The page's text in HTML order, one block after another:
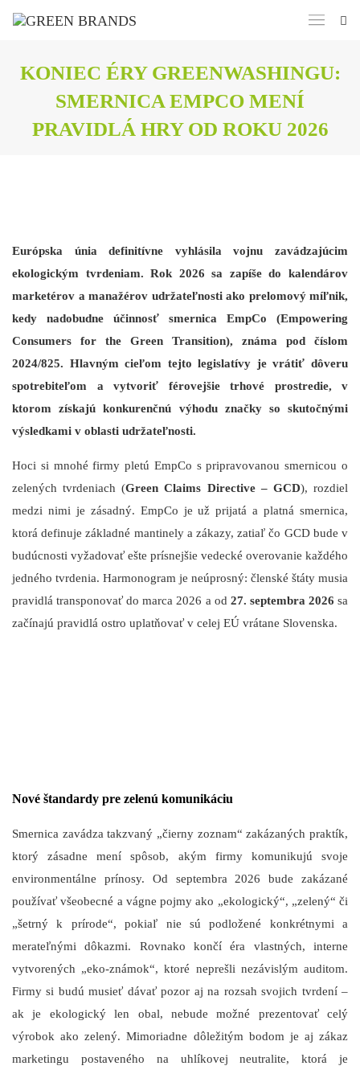
KONIEC ÉRY GREENWASHINGU:
SMERNICA EMPCO MENÍ
PRAVIDLÁ HRY OD ROKU 2026
Európska únia definitívne vyhlásila vojnu zavádzajúcim
ekologickým tvrdeniam. Rok 2026 sa zapíše do kalendárov
marketérov a manažérov udržateľnosti ako prelomový míľnik,
kedy nadobudne účinnosť smernica EmpCo (Empowering
Consumers for the Green Transition), známa pod číslom
2024/825. Hlavným cieľom tejto legislatívy je vrátiť dôveru
spotrebiteľom a vytvoriť férovejšie trhové prostredie, v
ktorom získajú konkurenčnú výhodu značky so skutočnými
výsledkami v oblasti udržateľnosti.
Hoci si mnohé firmy pletú EmpCo s pripravovanou smernicou o
zelených tvrdeniach (Green Claims Directive – GCD), rozdiel
medzi nimi je zásadný. EmpCo je už prijatá a platná smernica,
ktorá definuje základné mantinely a zákazy, zatiaľ čo GCD bude v
budúcnosti vyžadovať ešte prísnejšie vedecké overovanie každého
jedného tvrdenia. Harmonogram je neúprosný: členské štáty musia
pravidlá transponovať do marca 2026 a od 27. septembra 2026 sa
začínajú pravidlá ostro uplatňovať v celej EÚ vrátane Slovenska.
Nové štandardy pre zelenú komunikáciu
Smernica zavádza takzvaný „čierny zoznam“ zakázaných praktík,
ktorý zásadne mení spôsob, akým firmy komunikujú svoje
environmentálne prínosy. Od septembra 2026 bude zakázané
používať všeobecné a vágne pojmy ako „ekologický“, „zelený“ či
„šetrný k prírode“, pokiaľ nie sú podložené konkrétnymi a
merateľnými dôkazmi. Rovnako končí éra vlastných, interne
vytvorených „eko-známok“, ktoré neprešli nezávislým auditom.
Firmy si budú musieť dávať pozor aj na rozsah svojich tvrdení –
ak je ekologický len obal, nebude možné prezentovať celý
výrobok ako zelený. Mimoriadne dôležitým bodom je aj zákaz
marketingu postaveného na uhlíkovej neutralite, ktorá je